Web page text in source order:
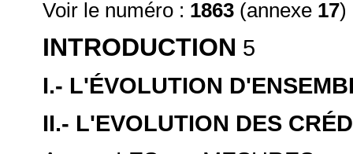
Voir le numéro : 1863 (annexe 17)
INTRODUCTION 5
I.- L'ÉVOLUTION
II.- L'EVOLUTION DES